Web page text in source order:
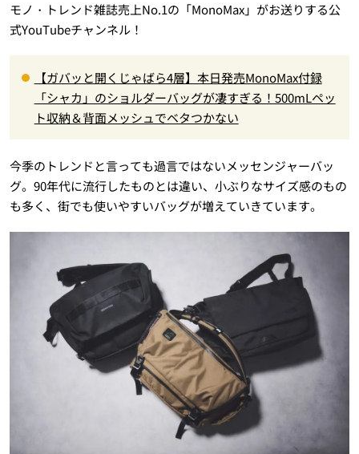
モノ・トレンド雑誌売上No.1の「MonoMax」がお送りする公
式YouTubeチャンネル！
【ガバッと開くじゃばら4層】本日発売MonoMax付録
「シャカ」のショルダーバッグが凄すぎる！500mLペッ
ト収納＆背面メッシュでベタつかない
今季のトレンドと言っても過言ではないメッセンジャーバッ
グ。90年代に流行したものとは違い、小ぶりなサイズ感のもの
も多く、街でも使いやすいバッグが増えていきています。